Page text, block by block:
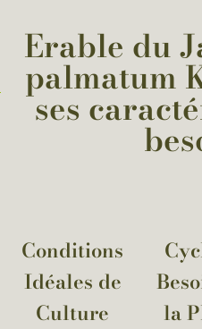
Erable du
palmatum
ses
Conditions
Idéales de
Culture
la